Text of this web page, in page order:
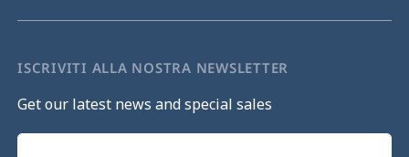
ISCRIVITI ALLA NOSTRA NEWSLETTER
Get our latest news and special sales